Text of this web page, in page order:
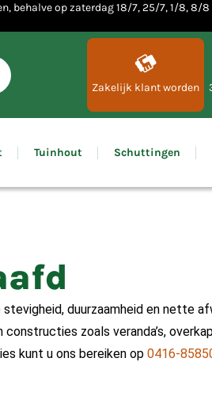
behalve op zaterdag 18/7, 25/7, 1/8, 8/8
Zakelijk klant worden
Tuinhout Schuttingen
duurzaamheid en nette
zoals veranda’s,
kunt u ons bereiken op 0416-